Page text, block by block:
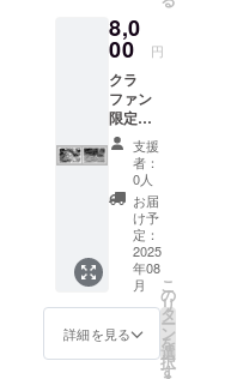
ザラ
シ・ト
ラ・キ
リン）6
枚 ・10
× 14.8
cm ・半
光沢の
写真用
紙 ・送
料込み
（メー
ル便 ）
8,0
00 円
クラ
ファン
限定・
出展作
品のサ
イン入
りポス
トカー
ド（出
展作品
と作品
の元に
なった
動物写
真の2枚
支援
者：
0人
お届
け予
定：
2025
年08
月
詳細を見る
こ
の
リ
タ
ー
ン
を
選
択
す